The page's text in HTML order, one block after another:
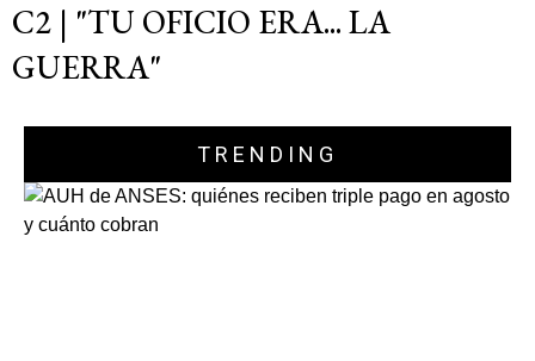
C2 | "TU OFICIO ERA... LA
GUERRA"
TRENDING